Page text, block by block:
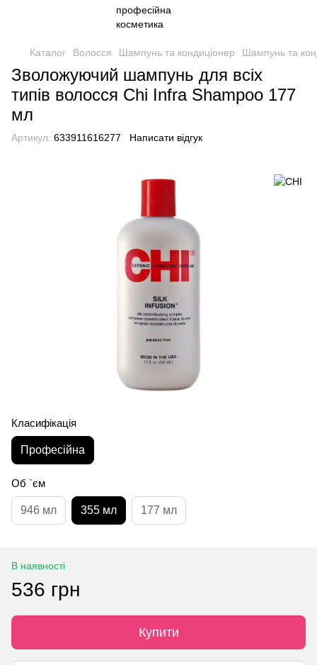
Каталог Волосся Шампунь та кондиціонер Шампунь та
Зволожуючий шампунь для всіх
типів волосся Chi Infra Shampoo 177
мл
Артикул: 633911616277 Написати відгук
Класифікація
Професійна
Об `єм
946 мл 355 мл 177 мл
В наявності
536 грн
Купити